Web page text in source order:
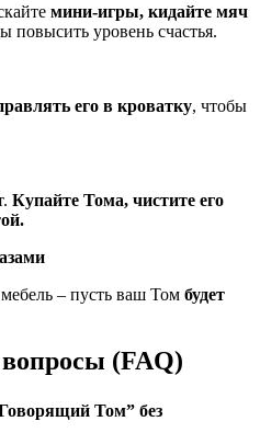
мини-игры, кидайте мяч
повысить уровень счастья.
его в кроватку, чтобы
Купайте Тома, чистите его
– пусть ваш Том будет
(FAQ)
Том” без